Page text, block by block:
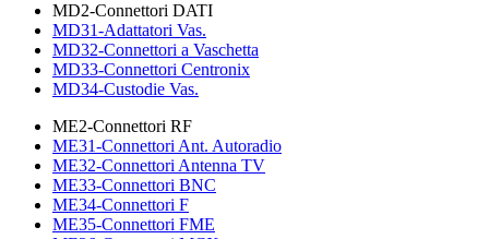
MD2-Connettori DATI
MD31-Adattatori Vas.
MD32-Connettori a Vaschetta
MD33-Connettori Centronix
MD34-Custodie Vas.
ME2-Connettori RF
ME31-Connettori Ant. Autoradio
ME32-Connettori Antenna TV
ME33-Connettori BNC
ME34-Connettori F
ME35-Connettori FME